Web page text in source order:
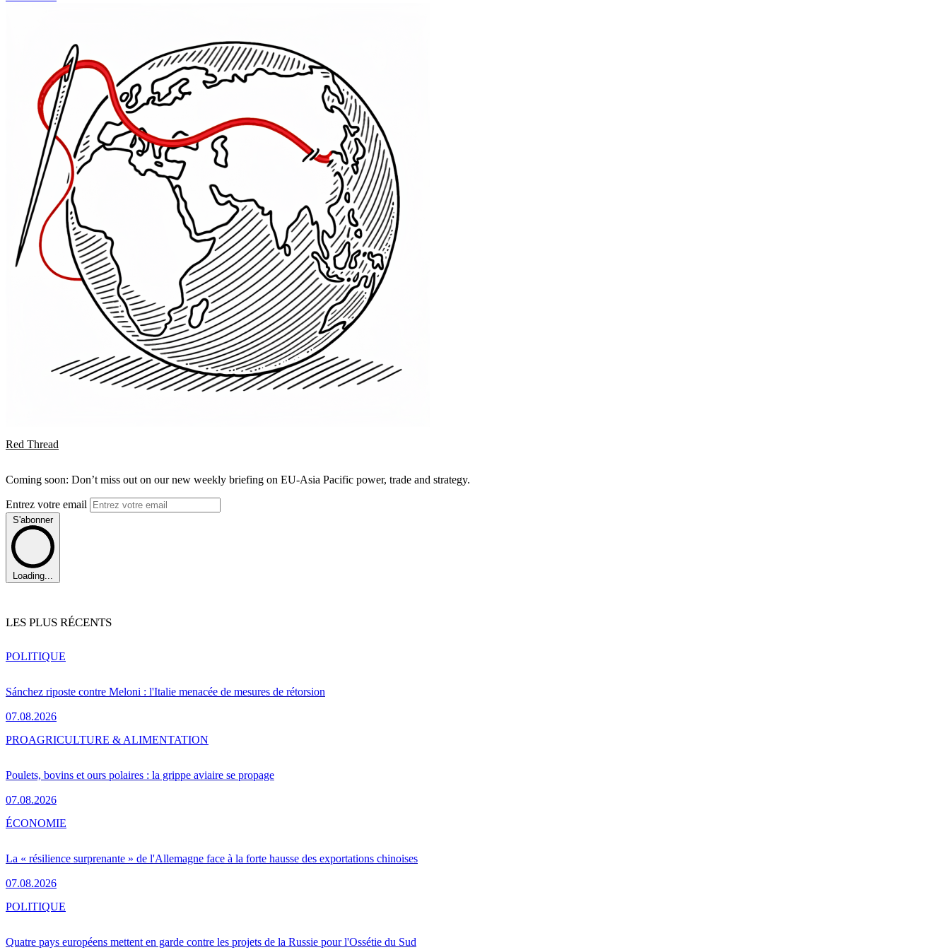
Red Thread
Coming soon: Don’t miss out on our new weekly briefing on EU-Asia Pacific power, trade and strategy.
Entrez votre email
S'abonner
Loading...
LES PLUS RÉCENTS
Sánchez riposte contre Meloni : l'Italie menacée de mesures de rétorsion
07.08.2026
POLITIQUE
Poulets, bovins et ours polaires : la grippe aviaire se propage
07.08.2026
PROAGRICULTURE & ALIMENTATION
La « résilience surprenante » de l'Allemagne face à la forte hausse des exportations chinoises
07.08.2026
ÉCONOMIE
Quatre pays européens mettent en garde contre les projets de la Russie pour l'Ossétie du Sud
POLITIQUE